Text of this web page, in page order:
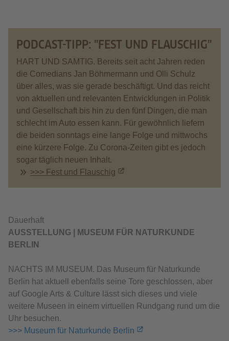
PODCAST-TIPP: "FEST UND FLAUSCHIG"
HART UND SAMTIG. Bereits seit acht Jahren reden
die Comedians Jan Böhmermann und Olli Schulz
über alles, was sie gerade beschäftigt. Und das reicht
von aktuellen und relevanten Entwicklungen in Politik
und Gesellschaft bis hin zu den fünf Dingen, die man
schlecht im Auto essen kann. Für gewöhnlich liefern
die beiden sonntags eine lange Folge und mittwochs
eine kürzere Folge. Zu Corona-Zeiten gibt es jedoch
sogar täglich neuen Inhalt.
>>> Fest und Flauschig
Dauerhaft
AUSSTELLUNG | MUSEUM FÜR NATURKUNDE
BERLIN
NACHTS IM MUSEUM. Das Museum für Naturkunde
Berlin hat aktuell ebenfalls seine Tore geschlossen, aber
auf Google Arts & Culture lässt sich dieses und viele
weitere Museen in einem virtuellen Rundgang rund um die
Uhr besuchen.
>>> Museum für Naturkunde Berlin